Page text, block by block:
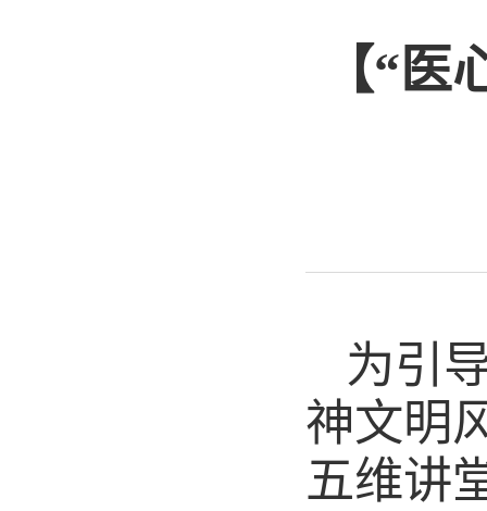
【“
为引
神文明
五维讲